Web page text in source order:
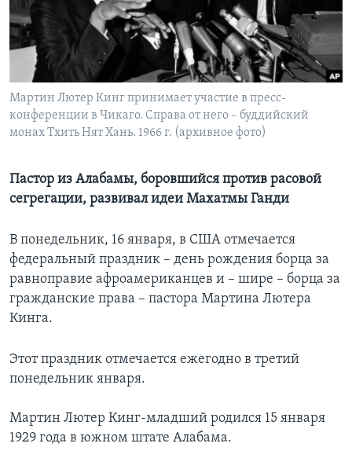
Learning English
СОЦИАЛЬНЫЕ СЕТИ
Мартин Лютер Кинг принимает участие в пресс-
конференции в Чикаго. Справа от него – буддийский
монах Тхить Нят Хань. 1966 г. (архивное фото)
Пастор из Алабамы, боровшийся против расовой
сегрегации, развивал идеи Махатмы Ганди
В понедельник, 16 января, в США отмечается
федеральный праздник – день рождения борца за
равноправие афроамериканцев и – шире – борца за
гражданские права – пастора Мартина Лютера
Кинга.
Этот праздник отмечается ежегодно в третий
понедельник января.
Мартин Лютер Кинг-младший родился 15 января
1929 года в южном штате Алабама.